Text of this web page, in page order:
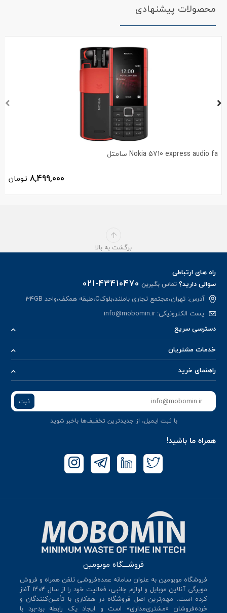
محصولات پیشنهادی
Nokia 5710 express audio fa سامتل
8,499,000 تومان
برگشت به بالا
راه های ارتباطی
سوالی دارید؟تماس بگیرین 021-43410470
آدرس: تهران،مجتمع تجاری باملند،بلوکC،طبقه همکف،واحد 34GB
پست الکترونیکی:info@mobomin.ir
دسترسی سریع
خدمات مشتریان
راهنمای خرید
ثبت
با ثبت ایمیل، از جدید‌ترین تخفیف‌ها با‌خبر شوید
همراه ما باشید!
فروشـــگاه موبومین
فروشگاه موبومین به عنوان سامانه عمده‌فروشی تلفن همراه و فروش
مویرگی آنلاین موبایل و لوازم جانبی، فعالیت خود را از سال 140۴ آغاز
کرده است. مهم‌ترین اصل فروشگاه در همکاری با تأمین‌کنندگان و
خرده‌فروشان «مشتری‌مداری» است و ایجاد یک رابطه برد-برد با